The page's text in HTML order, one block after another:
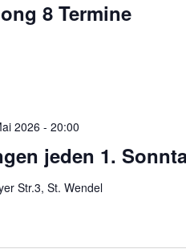
8 Termine
jeden 1.
2026 - 20:00
Str.3, St. Wendel